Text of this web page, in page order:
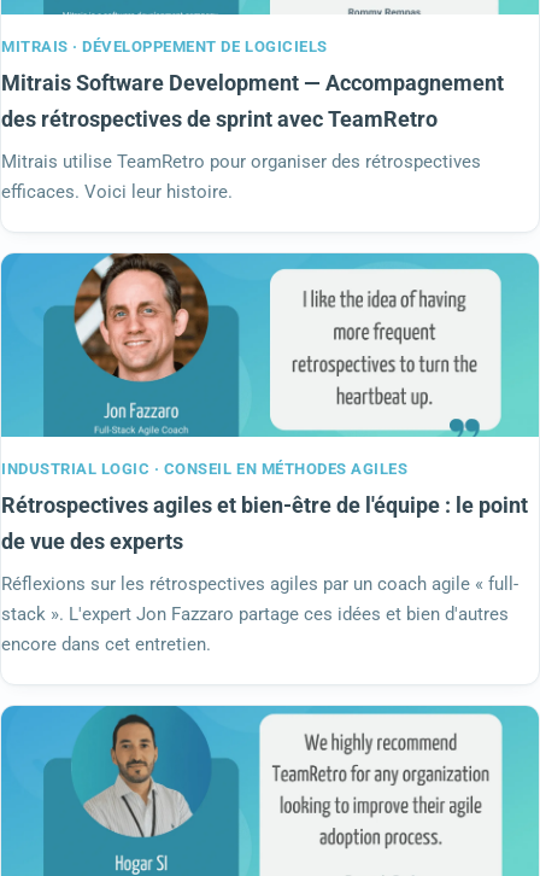
MITRAIS · DÉVELOPPEMENT DE LOGICIELS
Mitrais Software Development — Accompagnement
des rétrospectives de sprint avec TeamRetro
Mitrais utilise TeamRetro pour organiser des rétrospectives
efficaces. Voici leur histoire.
INDUSTRIAL LOGIC · CONSEIL EN MÉTHODES AGILES
Rétrospectives agiles et bien-être de l'équipe : le point
de vue des experts
Réflexions sur les rétrospectives agiles par un coach agile « full-
stack ». L'expert Jon Fazzaro partage ces idées et bien d'autres
encore dans cet entretien.